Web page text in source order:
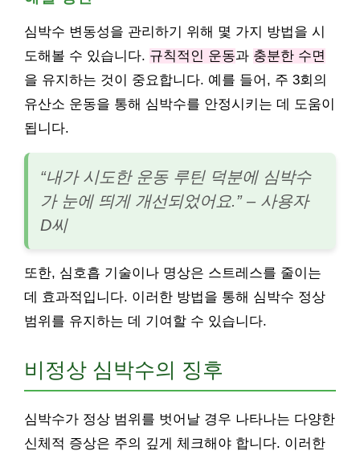
심박수 변동성을 관리하기 위해 몇 가지 방법을 시
도해볼 수 있습니다. 규칙적인 운동과 충분한 수면
을 유지하는 것이 중요합니다. 예를 들어, 주 3회의
유산소 운동을 통해 심박수를 안정시키는 데 도움이
됩니다.
“내가 시도한 운동 루틴 덕분에 심박수
가 눈에 띄게 개선되었어요.” – 사용자
D씨
또한, 심호흡 기술이나 명상은 스트레스를 줄이는
데 효과적입니다. 이러한 방법을 통해 심박수 정상
범위를 유지하는 데 기여할 수 있습니다.
비정상 심박수의 징후
심박수가 정상 범위를 벗어날 경우 나타나는 다양한
신체적 증상은 주의 깊게 체크해야 합니다. 이러한